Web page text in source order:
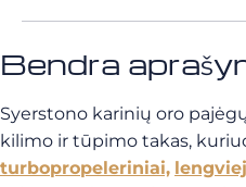
Bendra
Syerstono karinių oro
kilimo ir tūpimo takas,
turbopropeleriniai,